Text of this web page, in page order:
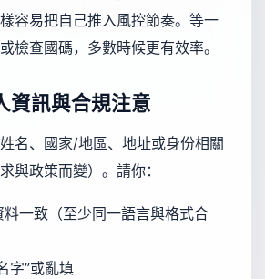
容易把自己推入風控節奏。等一
檢查國碼，多數時候更有效率。
資訊與合規注意
名、國家/地區、地址或身份相關
與政策而變）。請你：
一致（至少同一語言與格式合
字”或亂填